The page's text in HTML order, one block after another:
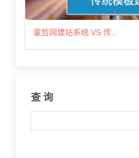
童哲网建站系统 VS 传...
查 询